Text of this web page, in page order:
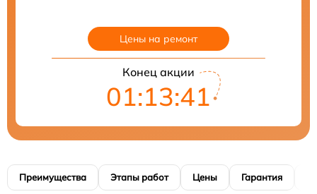
Цены на ремонт
Конец акции
01:13:40
Преимущества Этапы работ Цены Гарантия